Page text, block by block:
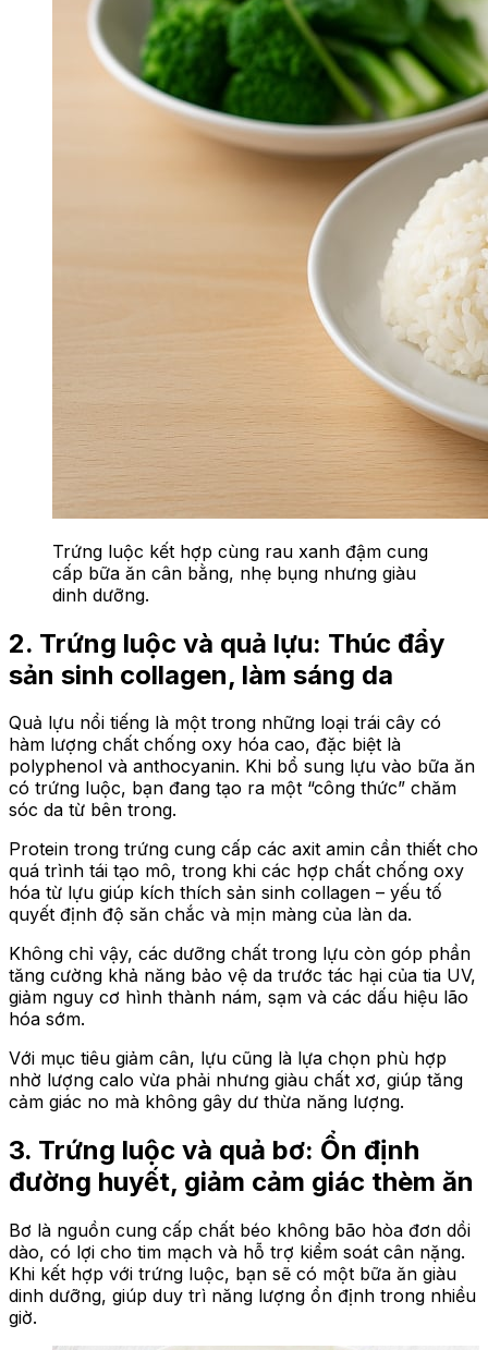
Trứng luộc kết hợp cùng rau xanh đậm cung
cấp bữa ăn cân bằng, nhẹ bụng nhưng giàu
dinh dưỡng.
2. Trứng luộc và quả lựu: Thúc đẩy
sản sinh collagen, làm sáng da
Quả lựu nổi tiếng là một trong những loại trái cây có
hàm lượng chất chống oxy hóa cao, đặc biệt là
polyphenol và anthocyanin. Khi bổ sung lựu vào bữa ăn
có trứng luộc, bạn đang tạo ra một “công thức” chăm
sóc da từ bên trong.
Protein trong trứng cung cấp các axit amin cần thiết cho
quá trình tái tạo mô, trong khi các hợp chất chống oxy
hóa từ lựu giúp kích thích sản sinh collagen – yếu tố
quyết định độ săn chắc và mịn màng của làn da.
Không chỉ vậy, các dưỡng chất trong lựu còn góp phần
tăng cường khả năng bảo vệ da trước tác hại của tia UV,
giảm nguy cơ hình thành nám, sạm và các dấu hiệu lão
hóa sớm.
Với mục tiêu giảm cân, lựu cũng là lựa chọn phù hợp
nhờ lượng calo vừa phải nhưng giàu chất xơ, giúp tăng
cảm giác no mà không gây dư thừa năng lượng.
3. Trứng luộc và quả bơ: Ổn định
đường huyết, giảm cảm giác thèm ăn
Bơ là nguồn cung cấp chất béo không bão hòa đơn dồi
dào, có lợi cho tim mạch và hỗ trợ kiểm soát cân nặng.
Khi kết hợp với trứng luộc, bạn sẽ có một bữa ăn giàu
dinh dưỡng, giúp duy trì năng lượng ổn định trong nhiều
giờ.